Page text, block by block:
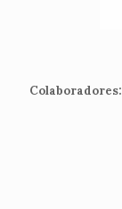
Colaboradores: